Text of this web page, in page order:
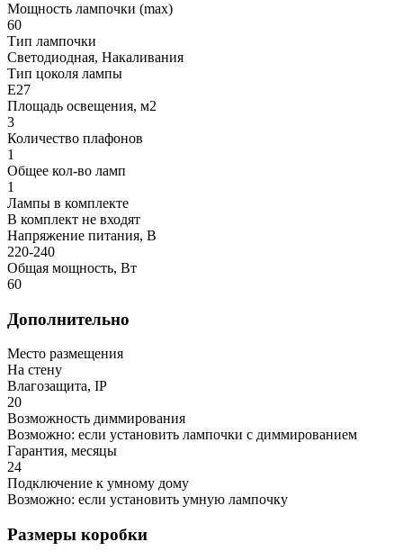
Мощность лампочки (max)
60
Тип лампочки
Светодиодная, Накаливания
Тип цоколя лампы
E27
Площадь освещения, м2
3
Количество плафонов
1
Общее кол-во ламп
1
Лампы в комплекте
В комплект не входят
Напряжение питания, В
220-240
Общая мощность, Вт
60
Дополнительно
Место размещения
На стену
Влагозащита, IP
20
Возможность диммирования
Возможно: если установить лампочки с диммированием
Гарантия, месяцы
24
Подключение к умному дому
Возможно: если установить умную лампочку
Размеры коробки